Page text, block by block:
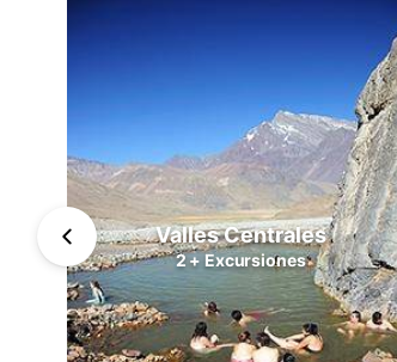
Norte
Patagonia
Sur
Cabo
de
Hornos
Antártica
Valles Centrales
2+Excursiones